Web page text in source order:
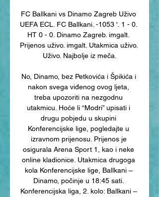
FC Ballkani vs Dinamo Zagreb Uživo
UEFA ECL. FC Ballkani. -1053 '. 1 - 0.
HT 0 - 0. Dinamo Zagreb. imgalt.
Prijenos uživo. imgalt. Utakmica uživo.
Uživo. Najbolje iz meča.
No, Dinamo, bez Petkovića i Špikića i
nakon svega viđenog ovog ljeta,
treba upozoriti na nezgodnu
utakmicu. Hoće li “Modri” upisati i
drugu pobjedu u skupini
Konferencijske lige, pogledajte u
izravnom prijenosu. Prijenos je
osigurala Arena Sport 1, kao i neke
online kladionice. Utakmica drugoga
kola Konferencijske lige, Ballkani –
Dinamo, počinje u 18:45 sati.
Konferencijska liga, 2. kolo: Ballkani –